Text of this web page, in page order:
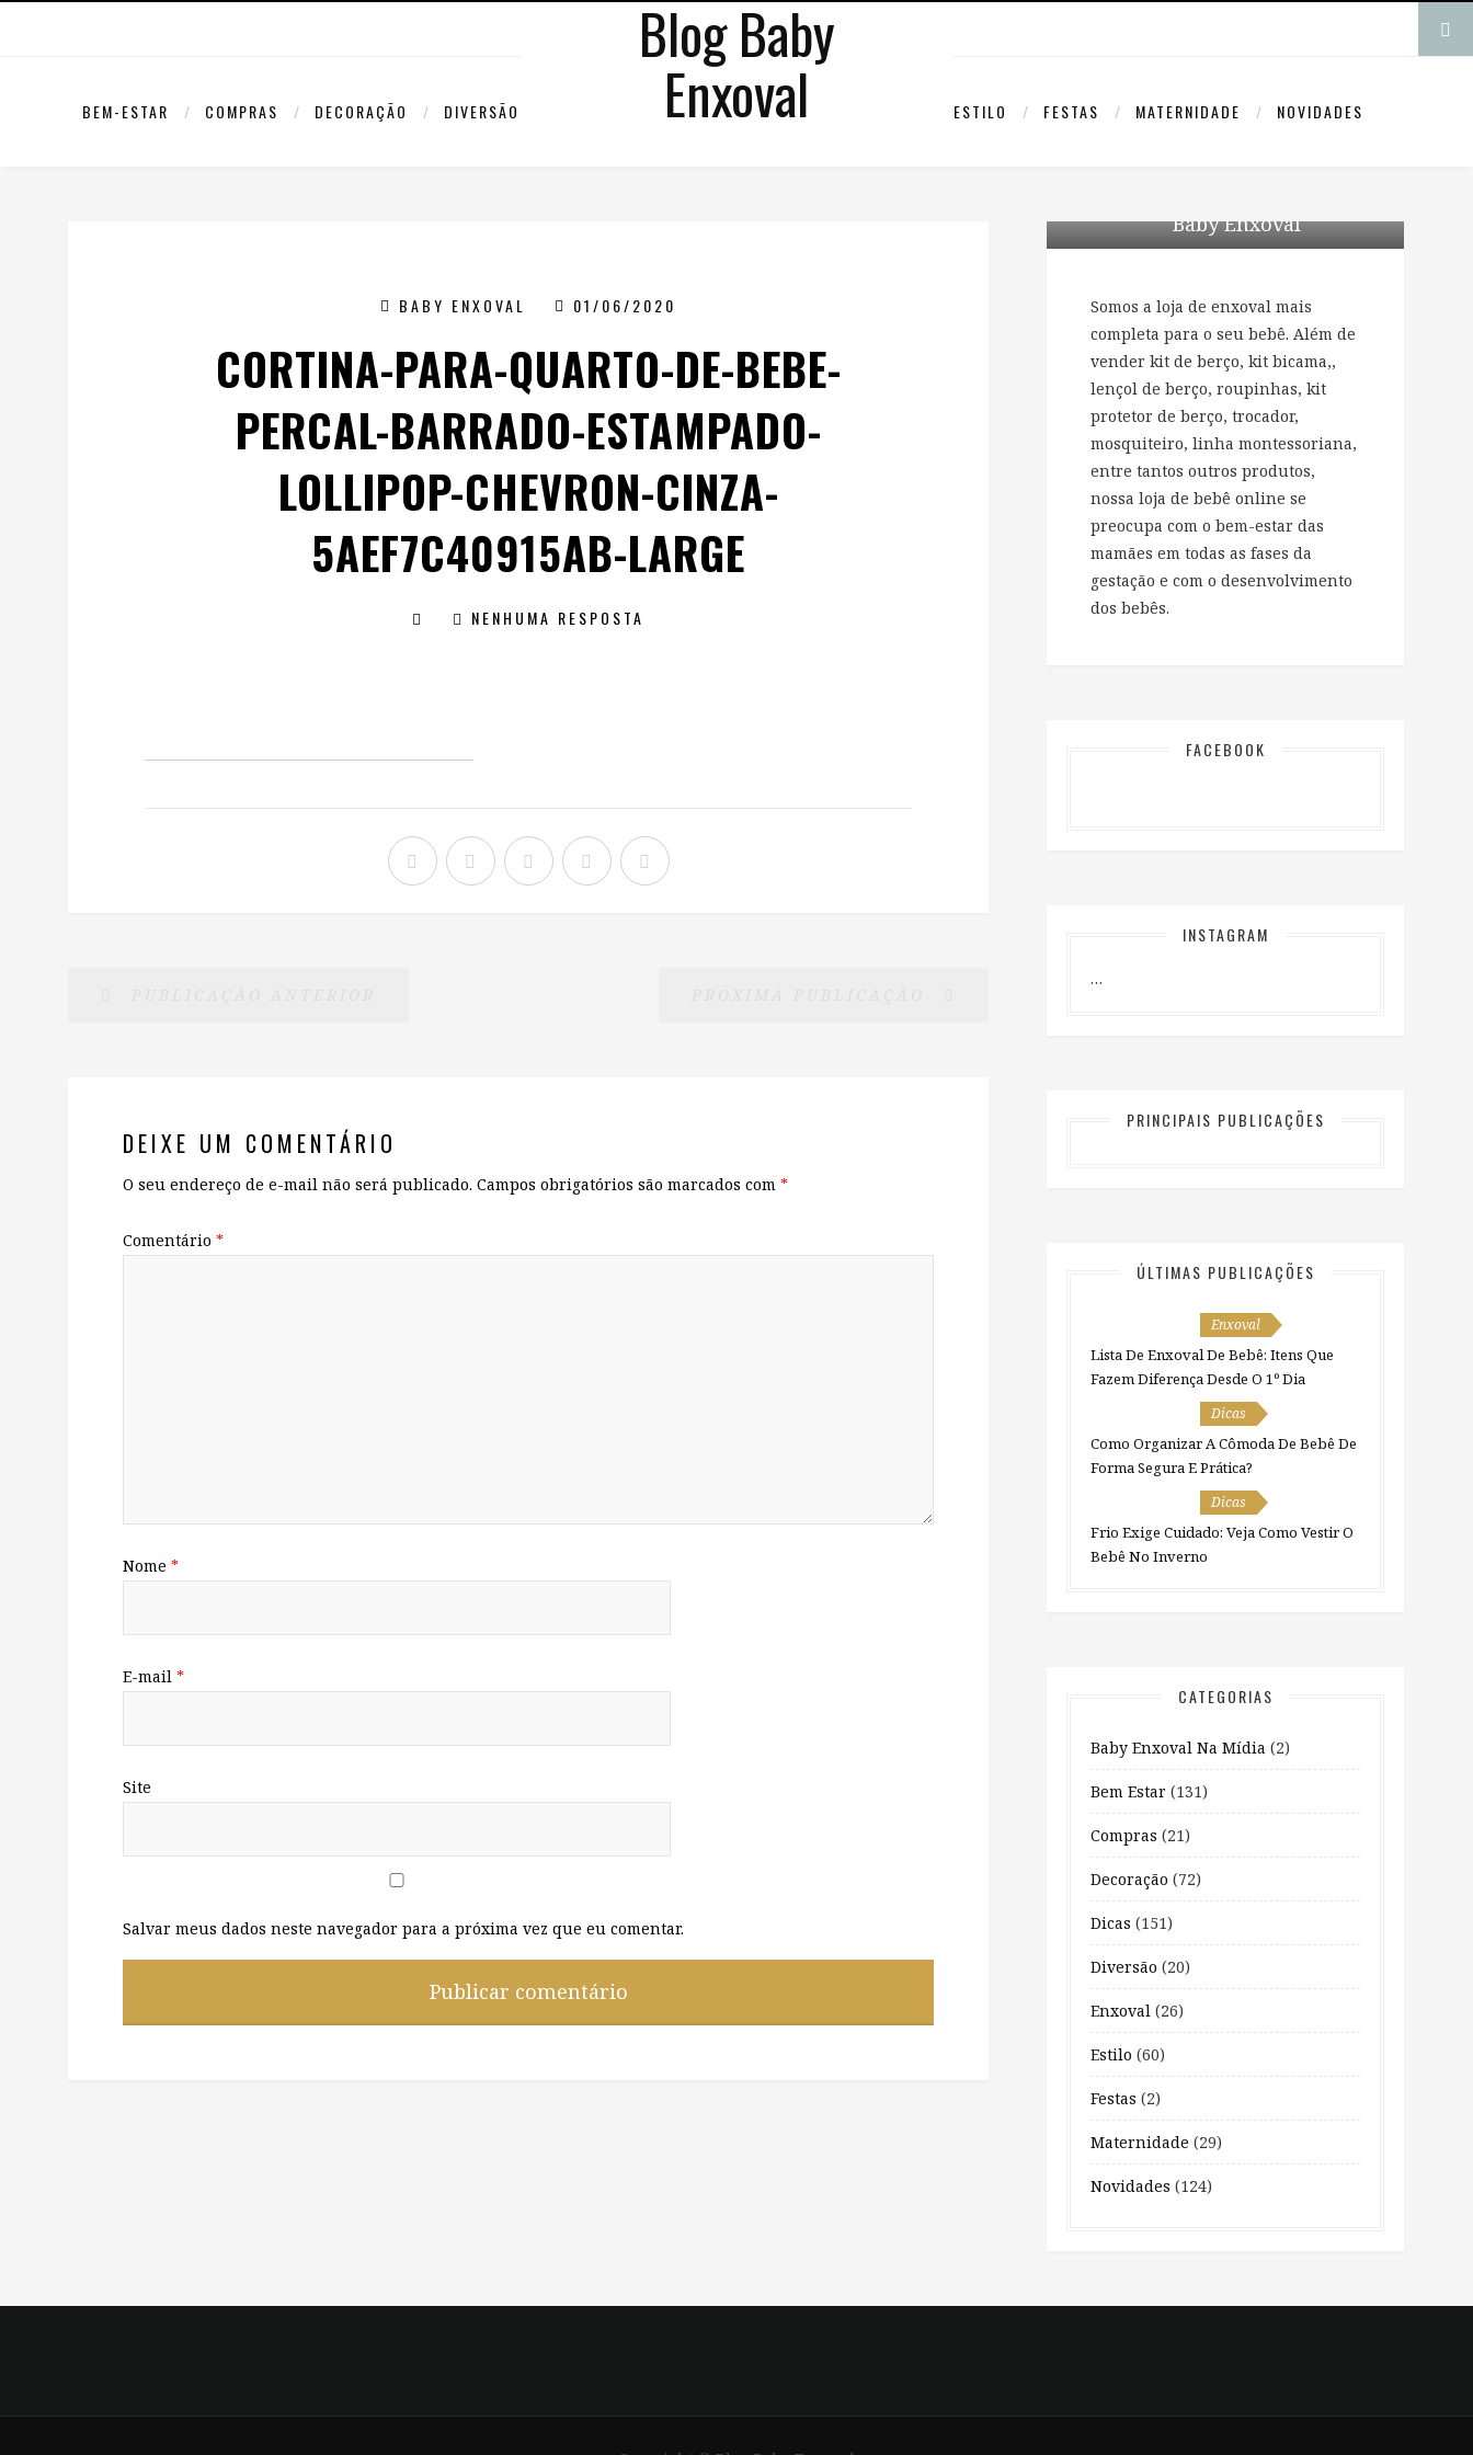
Blog Baby
Enxoval
BEM-ESTAR COMPRAS DECORAÇÃO DIVERSÃO ESTILO FESTAS MATERNIDADE NOVIDADES
BABY ENXOVAL 01/06/2020
CORTINA-PARA-QUARTO-DE-BEBE-
PERCAL-BARRADO-ESTAMPADO-
LOLLIPOP-CHEVRON-CINZA-
5AEF7C40915AB-LARGE
NENHUMA RESPOSTA
DEIXE UM COMENTÁRIO
O seu endereço de e-mail não será publicado. Campos obrigatórios são marcados com *
Comentário *
Nome *
E-mail *
Site
Salvar meus dados neste navegador para a próxima vez que eu comentar.
Baby Enxoval
Somos a loja de enxoval mais
completa para o seu bebê. Além de
vender kit de berço, kit bicama,,
lençol de berço, roupinhas, kit
protetor de berço, trocador,
mosquiteiro, linha montessoriana,
entre tantos outros produtos,
nossa loja de bebê online se
preocupa com o bem-estar das
mamães em todas as fases da
gestação e com o desenvolvimento
dos bebês.
FACEBOOK
INSTAGRAM
…
PRINCIPAIS PUBLICAÇÕES
ÚLTIMAS PUBLICAÇÕES
Enxoval
Lista De Enxoval De Bebê: Itens Que
Fazem Diferença Desde O 1º Dia
Dicas
Como Organizar A Cômoda De Bebê De
Forma Segura E Prática?
Dicas
Frio Exige Cuidado: Veja Como Vestir O
Bebê No Inverno
CATEGORIAS
Baby Enxoval Na Mídia (2)
Bem Estar (131)
Compras (21)
Decoração (72)
Dicas (151)
Diversão (20)
Enxoval (26)
Estilo (60)
Festas (2)
Maternidade (29)
Novidades (124)